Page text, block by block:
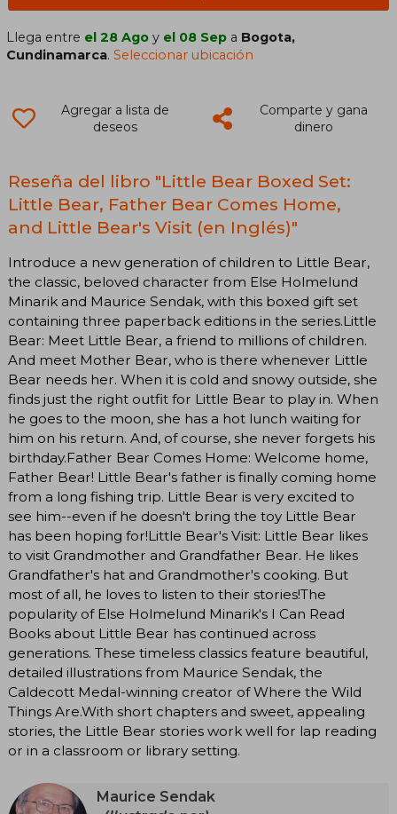
Llega entre el 28 Ago y el 08 Sep a Bogota,
Cundinamarca.Seleccionar ubicación
Agregar a lista de
deseos
Comparte y gana
dinero
Reseña del libro "Little Bear Boxed Set:
Little Bear, Father Bear Comes Home,
and Little Bear's Visit (en Inglés)"
Introduce a new generation of children to Little Bear,
the classic, beloved character from Else Holmelund
Minarik and Maurice Sendak, with this boxed gift set
containing three paperback editions in the series.Little
Bear: Meet Little Bear, a friend to millions of children.
And meet Mother Bear, who is there whenever Little
Bear needs her. When it is cold and snowy outside, she
finds just the right outfit for Little Bear to play in. When
he goes to the moon, she has a hot lunch waiting for
him on his return. And, of course, she never forgets his
birthday.Father Bear Comes Home: Welcome home,
Father Bear! Little Bear's father is finally coming home
from a long fishing trip. Little Bear is very excited to
see him--even if he doesn't bring the toy Little Bear
has been hoping for!Little Bear's Visit: Little Bear likes
to visit Grandmother and Grandfather Bear. He likes
Grandfather's hat and Grandmother's cooking. But
most of all, he loves to listen to their stories!The
popularity of Else Holmelund Minarik's I Can Read
Books about Little Bear has continued across
generations. These timeless classics feature beautiful,
detailed illustrations from Maurice Sendak, the
Caldecott Medal-winning creator of Where the Wild
Things Are.With short chapters and sweet, appealing
stories, the Little Bear stories work well for lap reading
or in a classroom or library setting.
Maurice Sendak